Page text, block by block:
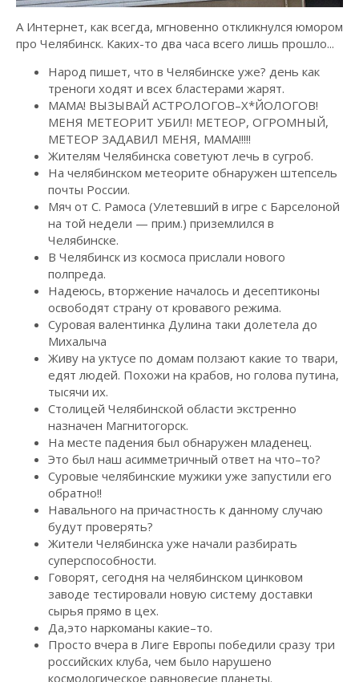
А Интернет, как всегда, мгновенно откликнулся юмором
про Челябинск. Каких-то два часа всего лишь прошло...
Народ пишет, что в Челябинске уже? день как
треноги ходят и всех бластерами жарят.
МАМА! ВЫЗЫВАЙ АСТРОЛОГОВ–Х*ЙОЛОГОВ!
МЕНЯ МЕТЕОРИТ УБИЛ! МЕТЕОР, ОГРОМНЫЙ,
МЕТЕОР ЗАДАВИЛ МЕНЯ, МАМА!!!!!
Жителям Челябинска советуют лечь в сугроб.
На челябинском метеорите обнаружен штепсель
почты России.
Мяч от С. Рамоса (Улетевший в игре с Барселоной
на той недели — прим.) приземлился в
Челябинске.
В Челябинск из космоса прислали нового
полпреда.
Надеюсь, вторжение началось и десептиконы
освободят страну от кровавого режима.
Суровая валентинка Дулина таки долетела до
Михалыча
Живу на уктусе по домам ползают какие то твари,
едят людей. Похожи на крабов, но голова путина,
тысячи их.
Столицей Челябинской области экстренно
назначен Магнитогорск.
На месте падения был обнаружен младенец.
Это был наш асимметричный ответ на что–то?
Суровые челябинские мужики уже запустили его
обратно!!
Навального на причастность к данному случаю
будут проверять?
Жители Челябинска уже начали разбирать
суперспособности.
Говорят, сегодня на челябинском цинковом
заводе тестировали новую систему доставки
сырья прямо в цех.
Да,это наркоманы какие–то.
Просто вчера в Лиге Европы победили сразу три
российских клуба, чем было нарушено
космологическое равновесие планеты.